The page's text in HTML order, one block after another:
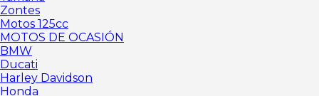
Zontes
Motos 125cc
MOTOS DE OCASIÓN
BMW
Ducati
Harley Davidson
Honda